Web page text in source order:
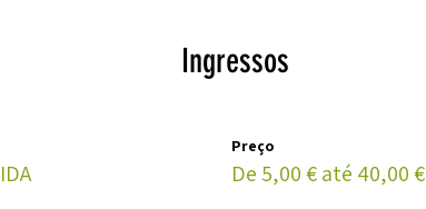
Ingressos
Preço
De 5,00 € até 40,00 €